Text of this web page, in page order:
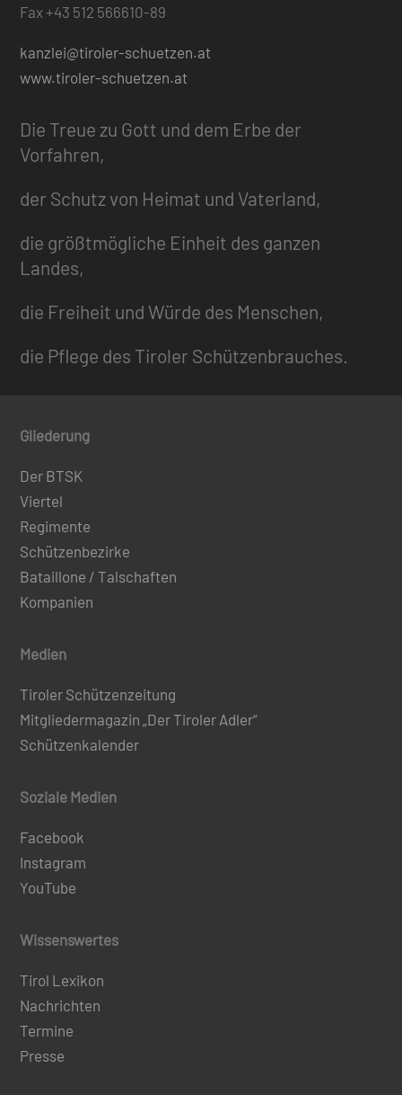
Fax +43 512 566610-89
kanzlei@tiroler-schuetzen.at
www.tiroler-schuetzen.at
Die Treue zu Gott und dem Erbe der
Vorfahren,
der Schutz von Heimat und Vaterland,
die größtmögliche Einheit des ganzen
Landes,
die Freiheit und Würde des Menschen,
die Pflege des Tiroler Schützenbrauches.
Gliederung
Der BTSK
Viertel
Regimente
Schützenbezirke
Bataillone / Talschaften
Kompanien
Medien
Tiroler Schützenzeitung
Mitgliedermagazin „Der Tiroler Adler“
Schützenkalender
Soziale Medien
Facebook
Instagram
YouTube
Wissenswertes
Tirol Lexikon
Nachrichten
Termine
Presse